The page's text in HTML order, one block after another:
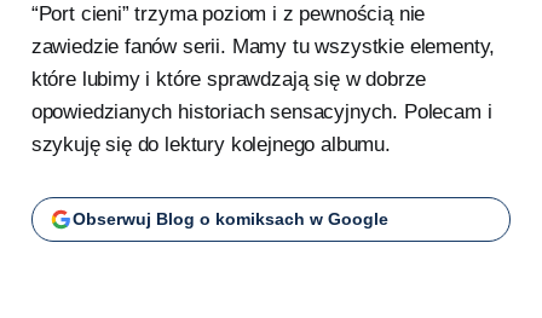
“Port cieni” trzyma poziom i z pewnością nie
zawiedzie fanów serii. Mamy tu wszystkie elementy,
które lubimy i które sprawdzają się w dobrze
opowiedzianych historiach sensacyjnych. Polecam i
szykuję się do lektury kolejnego albumu.
Obserwuj Blog o komiksach w Google